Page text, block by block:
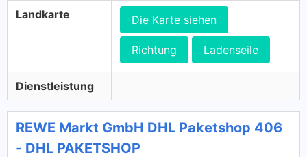
Landkarte Die Karte siehen
Richtung Ladenseile
Dienstleistung
REWE Markt GmbH DHL Paketshop 406
- DHL PAKETSHOP